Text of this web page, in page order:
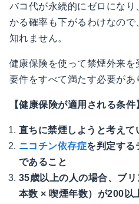
バコ代が永続的にゼロにな
かる確率も下がるわけなので
知れません。
健康保険を使って禁煙外来
要件をすべて満たす必要があ
【健康保険が適用される条件
直ちに禁煙しようと考えて
ニコチン依存症を判定する
であること
35歳以上の人の場合、ブ
本数 × 喫煙年数）が200以